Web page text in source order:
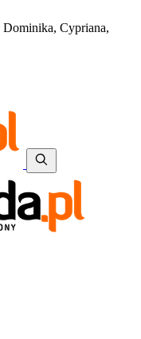
Dominika, Cypriana,